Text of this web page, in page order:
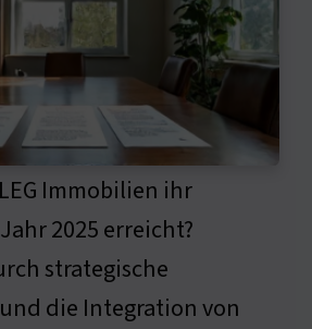
Immobilien ihr
2025 erreicht?
strategische
die Integration von